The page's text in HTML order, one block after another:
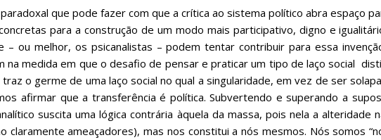
que pode fazer com que a crítica ao sistema político abra espaço
para a construção de um modo mais participativo, digno e
– ou melhor, os psicanalistas – podem tentar contribuir para essa
na medida em que o desafio de pensar e praticar um tipo de laço social
o germe de uma laço social no qual a singularidade, em vez de ser
afirmar que a transferência é política. Subvertendo e superando a
suscita uma lógica contrária àquela da massa, pois nela a alteridade
claramente ameaçadores), mas nos constitui a nós mesmos. Nós somos